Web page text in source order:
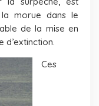
morue dans le
de la mise en
d’extinction.
Ces